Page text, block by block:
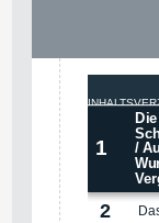
1 /
2